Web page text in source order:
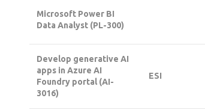
Microsoft Power BI
Data Analyst (PL-300)
Develop generative AI
apps in Azure AI
Foundry portal (AI-
3016)
ESI